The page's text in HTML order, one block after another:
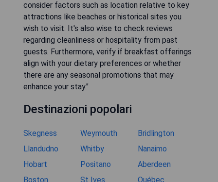
consider factors such as location relative to key
attractions like beaches or historical sites you
wish to visit. It's also wise to check reviews
regarding cleanliness or hospitality from past
guests. Furthermore, verify if breakfast offerings
align with your dietary preferences or whether
there are any seasonal promotions that may
enhance your stay."
Destinazioni popolari
Skegness Weymouth
Bridlington
Llandudno
Whitby
Nanaimo
Hobart
Positano
Aberdeen
Boston
St Ives Québec